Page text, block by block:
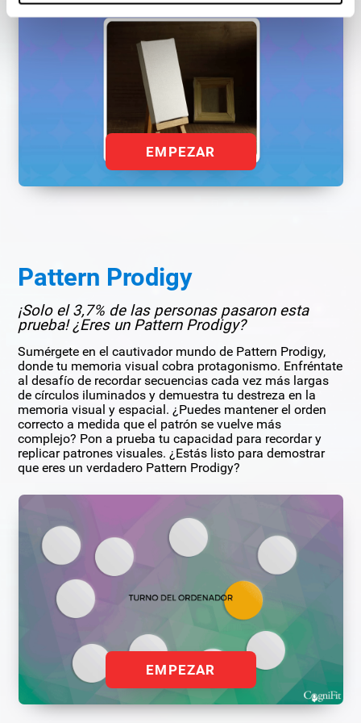
EMPEZAR
Pattern Prodigy
¡Solo el 3,7% de las personas pasaron esta
prueba! ¿Eres un Pattern Prodigy?
Sumérgete en el cautivador mundo de Pattern Prodigy,
donde tu memoria visual cobra protagonismo. Enfréntate
al desafío de recordar secuencias cada vez más largas
de círculos iluminados y demuestra tu destreza en la
memoria visual y espacial. ¿Puedes mantener el orden
correcto a medida que el patrón se vuelve más
complejo? Pon a prueba tu capacidad para recordar y
replicar patrones visuales. ¿Estás listo para demostrar
que eres un verdadero Pattern Prodigy?
EMPEZAR